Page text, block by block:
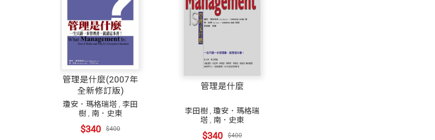
管理是什麼(2007年
全新修訂版)
瓊安．瑪格瑞塔 , 李田
樹 , 南．史東
$340 $400
管理是什麼
李田樹 , 瓊安．瑪格瑞
塔 , 南．史東
$340 $400